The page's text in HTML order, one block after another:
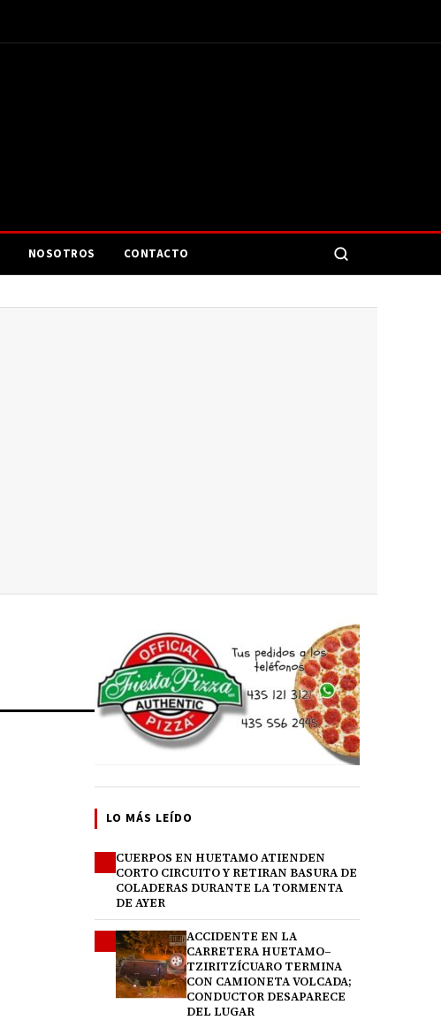
NOSOTROS CONTACTO
LO MÁS LEÍDO
CUERPOS EN HUETAMO ATIENDEN
CORTO CIRCUITO Y RETIRAN BASURA DE
COLADERAS DURANTE LA TORMENTA
DE AYER
ACCIDENTE EN LA
CARRETERA HUETAMO–
TZIRITZÍCUARO TERMINA
CON CAMIONETA VOLCADA;
CONDUCTOR DESAPARECE
DEL LUGAR